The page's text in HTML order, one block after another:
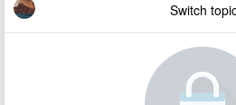
Switch